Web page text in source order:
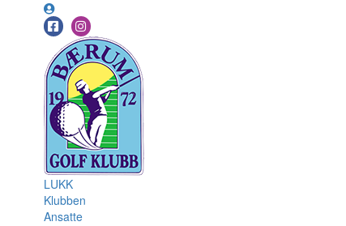
LUKK
Klubben
Ansatte